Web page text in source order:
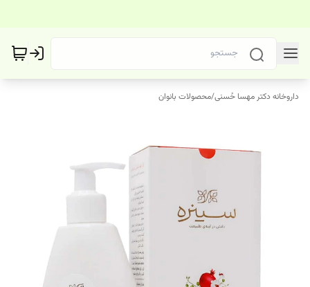
داروخانه دکتر مهسا حُسنی/محصولات بانوان